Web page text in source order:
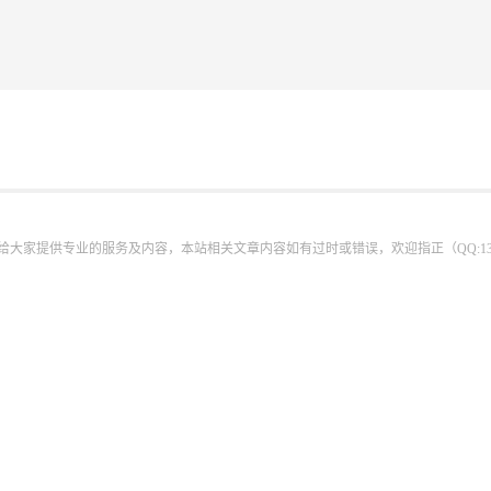
大家提供专业的服务及内容，本站相关文章内容如有过时或错误，欢迎指正（